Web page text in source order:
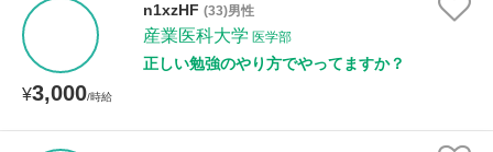
¥3,000/時給
n1xzHF (33)男性
産業医科大学 医学部
正しい勉強のやり方でやってますか？
性別